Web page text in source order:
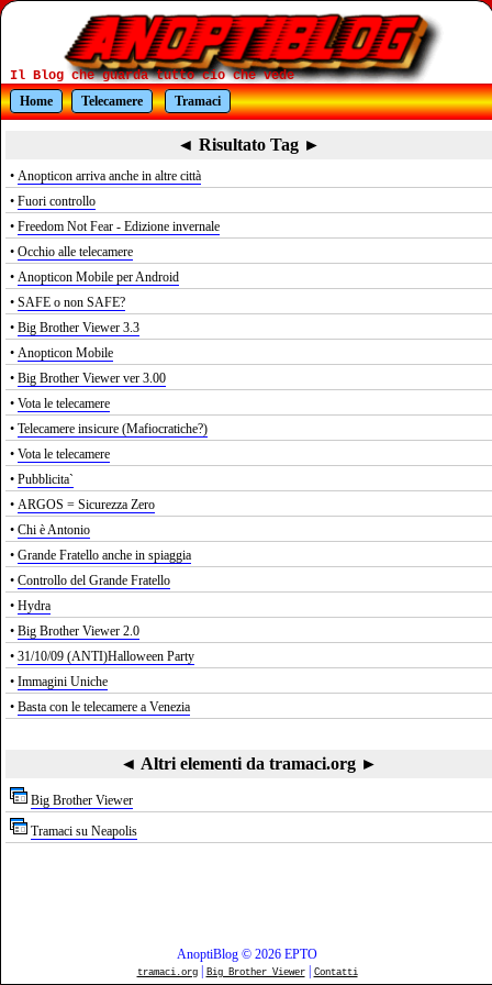
Il Blog che guarda tutto cio che vede
Home
Telecamere Tramaci
◄ Risultato Tag ►
• Anopticon arriva anche in altre città
• Fuori controllo
• Freedom Not Fear - Edizione invernale
• Occhio alle telecamere
• Anopticon Mobile per Android
• SAFE o non SAFE?
• Big Brother Viewer 3.3
• Anopticon Mobile
• Big Brother Viewer ver 3.00
• Vota le telecamere
• Telecamere insicure (Mafiocratiche?)
• Vota le telecamere
• Pubblicita`
• ARGOS = Sicurezza Zero
• Chi è Antonio
• Grande Fratello anche in spiaggia
• Controllo del Grande Fratello
• Hydra
• Big Brother Viewer 2.0
• 31/10/09 (ANTI)Halloween Party
• Immagini Uniche
• Basta con le telecamere a Venezia
◄ Altri elementi da tramaci.org ►
Big Brother Viewer
Tramaci su Neapolis
AnoptiBlog © 2026 EPTO
tramaci.org| Big Brother Viewer| Contatti